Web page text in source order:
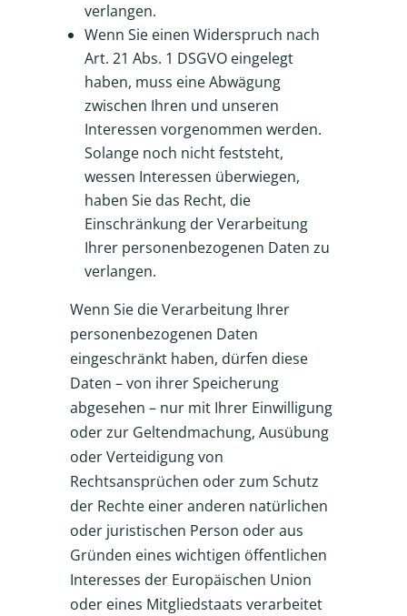
verlangen.
Wenn Sie einen Widerspruch nach
Art. 21 Abs. 1 DSGVO eingelegt
haben, muss eine Abwägung
zwischen Ihren und unseren
Interessen vorgenommen werden.
Solange noch nicht feststeht,
wessen Interessen überwiegen,
haben Sie das Recht, die
Einschränkung der Verarbeitung
Ihrer personenbezogenen Daten zu
verlangen.
Wenn Sie die Verarbeitung Ihrer
personenbezogenen Daten
eingeschränkt haben, dürfen diese
Daten – von ihrer Speicherung
abgesehen – nur mit Ihrer Einwilligung
oder zur Geltendmachung, Ausübung
oder Verteidigung von
Rechtsansprüchen oder zum Schutz
der Rechte einer anderen natürlichen
oder juristischen Person oder aus
Gründen eines wichtigen öffentlichen
Interesses der Europäischen Union
oder eines Mitgliedstaats verarbeitet